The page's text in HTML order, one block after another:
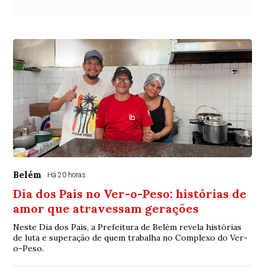
Belém Há 20 horas
Dia dos Pais no Ver-o-Peso: histórias de
amor que atravessam gerações
Neste Dia dos Pais, a Prefeitura de Belém revela histórias
de luta e superação de quem trabalha no Complexo do Ver-
o-Peso.